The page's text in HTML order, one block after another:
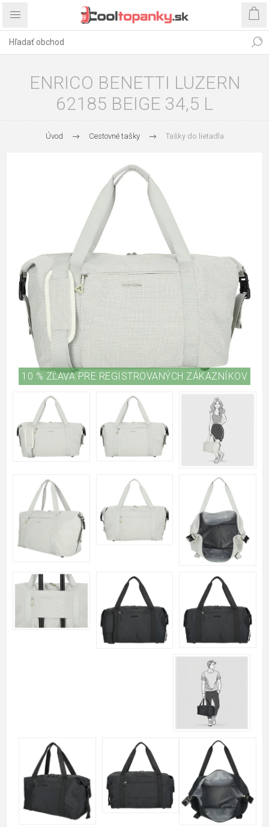
ENRICO BENETTI LUZERN
62185 BEIGE 34,5 L
Úvod Cestovné tašky Tašky do lietadla
10 % ZĽAVA PRE REGISTROVANÝCH ZÁKAZNÍKOV